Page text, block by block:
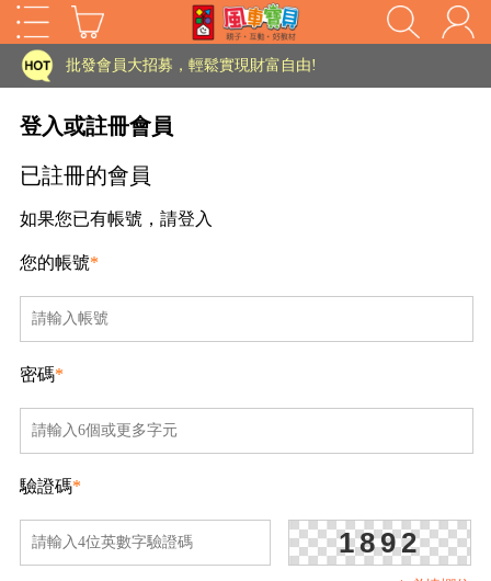
家長樂了!「風車書版集團暨FOOD超人企業總部」目前正興建中!
批發會員大招募，輕鬆實現財富自由!
登入或註冊會員
已註冊的會員
如果您已有帳號，請登入
您的帳號*
密碼*
驗證碼*
1892